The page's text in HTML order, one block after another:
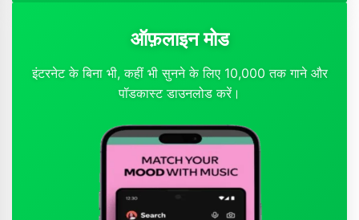
ऑफ़लाइन मोड
इंटरनेट के बिना भी, कहीं भी सुनने के लिए 10,000 तक गाने और
पॉडकास्ट डाउनलोड करें।